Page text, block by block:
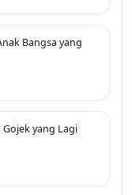
Bangsa yang
yang Lagi